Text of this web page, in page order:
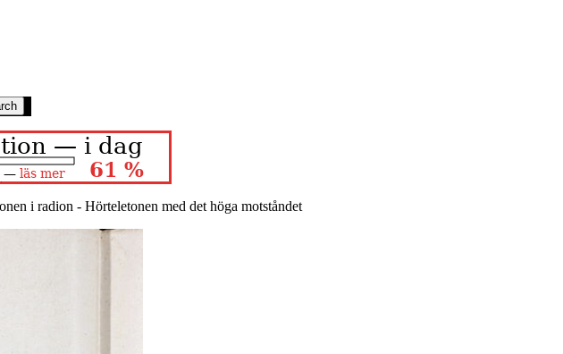
i radion - Hörteletonen med det höga motståndet